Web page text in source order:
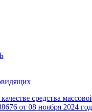
средства
от 08 ноября 2024